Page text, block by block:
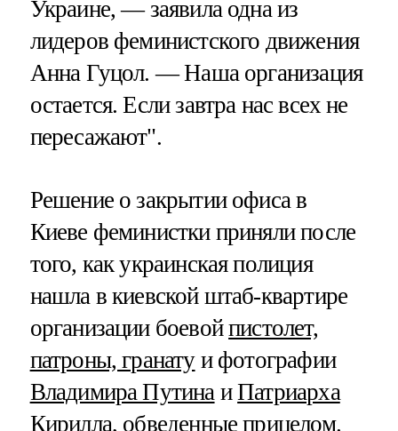
Украине, — заявила одна из
лидеров феминистского движения
Анна Гуцол. — Наша организация
остается. Если завтра нас всех не
пересажают".
Решение о закрытии офиса в
Киеве феминистки приняли после
того, как украинская полиция
нашла в киевской штаб-квартире
организации боевойпистолет,
патроны, гранатуи фотографии
Владимира Путина иПатриарха
Кирилла, обведенные прицелом.